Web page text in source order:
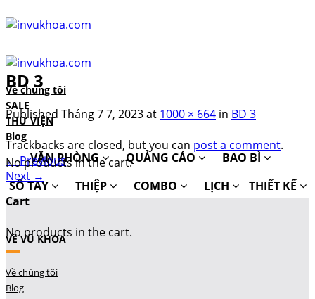
to
Về chúng tôi
SALE
THƯ VIỆN
Blog
No products in the cart.
VĂN PHÒNG QUẢNG CÁO
BAO BÌ
SỔ TAY
THIỆP COMBO LỊCH
THIẾT KẾ
Cart
No products in the cart.
BD 3
Published Tháng 7 7, 2023at 1000 × 664 in BD 3
Trackbacks are closed, but you can post a comment.
←Previous
Next →
VỀ VŨ KHOA
Về chúng tôi
Blog